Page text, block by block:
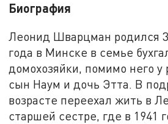
Биография
Леонид Шварцман родился
года в Минске в семье
домохозяйки, помимо него
сын Наум и дочь Этта. В
возрасте переехал жить в
старшей сестре, где в 1941